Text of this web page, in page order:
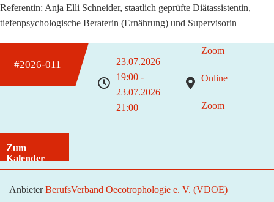
Referentin: Anja Elli Schneider, staatlich geprüfte Diätassistentin,
tiefenpsychologische Beraterin (Ernährung) und Supervisorin
#2026-011
23.07.2026
19:00 -
23.07.2026
21:00
Zoom
Online
Zoom
Zum
Kalender
hinzufügen
AnbieterBerufsVerband Oecotrophologie e. V. (VDOE)